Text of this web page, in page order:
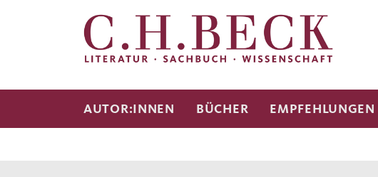
AUTOR:INNEN BÜCHER EMPFEHLUNGEN